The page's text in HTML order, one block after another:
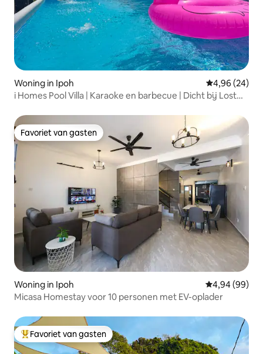
Woning in Ipoh Gemiddelde
4,96 (24)
i Homes Pool Villa | Karaoke en barbecue | Dicht bij Lost
Favoriet van gasten
Favoriet van gasten
Woning in Ipoh Gemiddelde
4,94 (99)
Micasa Homestay voor 10 personen met EV-oplader
Topfavoriet van gasten
Favoriet van gasten